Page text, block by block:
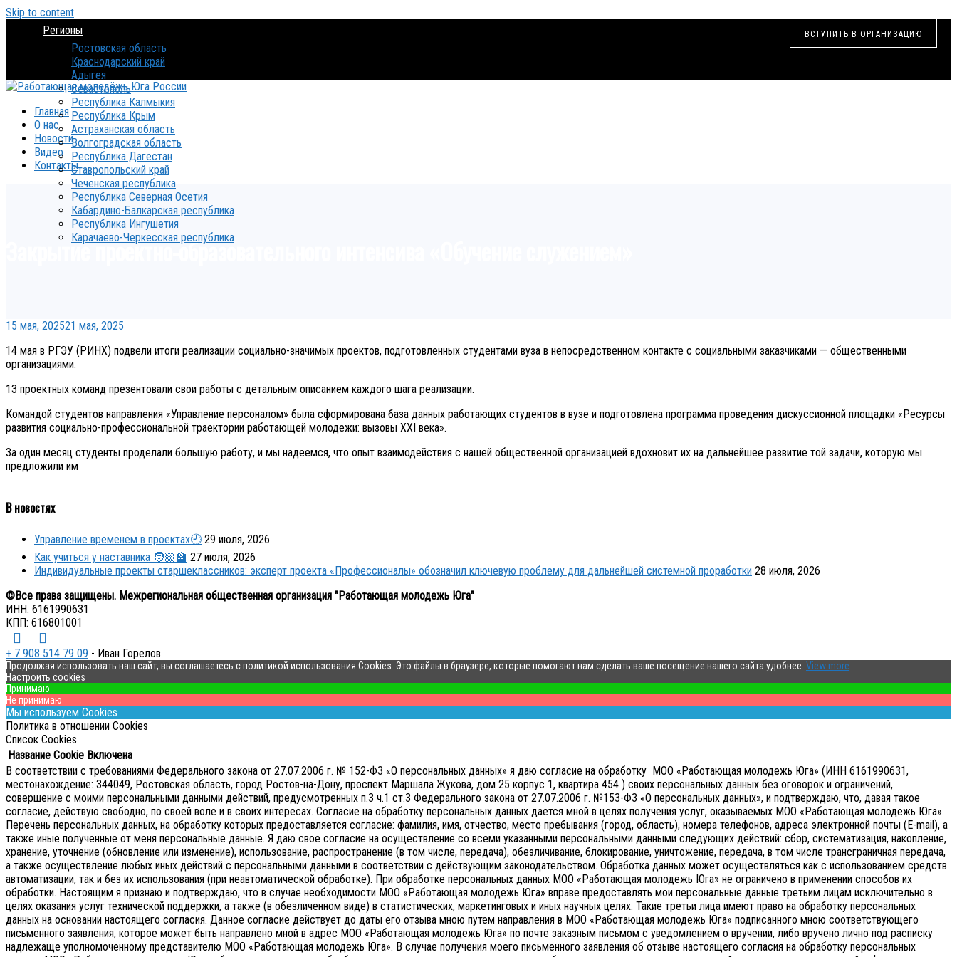
Skip to content
ВСТУПИТЬ В ОРГАНИЗАЦИЮ
Регионы
Ростовская область
Краснодарский край
Адыгея
Севастополь
Республика Калмыкия
Республика Крым
Астраханская область
Волгоградская область
Республика Дагестан
Ставропольский край
Чеченская республика
Республика Северная Осетия
Кабардино-Балкарская республика
Республика Ингушетия
Карачаево-Черкесская республика
Главная
О нас
Новости
Видео
Контакты
Закрытие проектно-образовательного интенсива «Обучение служением»
15 мая, 202521 мая, 2025
14 мая в РГЭУ (РИНХ) подвели итоги реализации социально-значимых проектов, подготовленных студентами вуза в непосредственном контакте с социальными заказчиками — общественными
организациями.
13 проектных команд презентовали свои работы с детальным описанием каждого шага реализации.
Командой студентов направления «Управление персоналом» была сформирована база данных работающих студентов в вузе и подготовлена программа проведения дискуссионной площадки «Ресурсы
развития социально-профессиональной траектории работающей молодежи: вызовы XXI века».
За один месяц студенты проделали большую работу, и мы надеемся, что опыт взаимодействия с нашей общественной организацией вдохновит их на дальнейшее развитие той задачи, которую мы
предложили им
В новостях
Управление временем в проектах🕘 29 июля, 2026
Как учиться у наставника 🧑🏼‍🏫 27 июля, 2026
Индивидуальные проекты старшеклассников: эксперт проекта «Профессионалы» обозначил ключевую проблему для дальнейшей системной проработки 28 июля, 2026
©Все права защищены. Межрегиональная общественная организация "Работающая молодежь Юга"
ИНН: 6161990631
КПП: 616801001
+ 7 908 514 79 09 - Иван Горелов
Продолжая использовать наш сайт, вы соглашаетесь с политикой использования Cookies. Это файлы в браузере, которые помогают нам сделать ваше посещение нашего сайта удобнее. View more
Настроить cookies
Принимаю
Не принимаю
Мы используем Cookies
Политика в отношении Cookies
Список Cookies
Название Cookie Включена
В соответствии с требованиями Федерального закона от 27.07.2006 г. № 152-ФЗ «О персональных данных» я даю согласие на обработку МОО «Работающая молодежь Юга» (ИНН 6161990631,
местонахождение: 344049, Ростовская область, город Ростов-на-Дону, проспект Маршала Жукова, дом 25 корпус 1, квартира 454 ) своих персональных данных без оговорок и ограничений,
совершение с моими персональными данными действий, предусмотренных п.3 ч.1 ст.3 Федерального закона от 27.07.2006 г. №153-ФЗ «О персональных данных», и подтверждаю, что, давая такое
согласие, действую свободно, по своей воле и в своих интересах. Согласие на обработку персональных данных дается мной в целях получения услуг, оказываемых МОО «Работающая молодежь Юга».
Перечень персональных данных, на обработку которых предоставляется согласие: фамилия, имя, отчество, место пребывания (город, область), номера телефонов, адреса электронной почты (E-mail), а
также иные полученные от меня персональные данные. Я даю свое согласие на осуществление со всеми указанными персональными данными следующих действий: сбор, систематизация, накопление,
хранение, уточнение (обновление или изменение), использование, распространение (в том числе, передача), обезличивание, блокирование, уничтожение, передача, в том числе трансграничная передача,
а также осуществление любых иных действий с персональными данными в соответствии с действующим законодательством. Обработка данных может осуществляться как с использованием средств
автоматизации, так и без их использования (при неавтоматической обработке). При обработке персональных данных МОО «Работающая молодежь Юга» не ограничено в применении способов их
обработки. Настоящим я признаю и подтверждаю, что в случае необходимости МОО «Работающая молодежь Юга» вправе предоставлять мои персональные данные третьим лицам исключительно в
целях оказания услуг технической поддержки, а также (в обезличенном виде) в статистических, маркетинговых и иных научных целях. Такие третьи лица имеют право на обработку персональных
данных на основании настоящего согласия. Данное согласие действует до даты его отзыва мною путем направления в МОО «Работающая молодежь Юга» подписанного мною соответствующего
письменного заявления, которое может быть направлено мной в адрес МОО «Работающая молодежь Юга» по почте заказным письмом с уведомлением о вручении, либо вручено лично под расписку
надлежаще уполномоченному представителю МОО «Работающая молодежь Юга». В случае получения моего письменного заявления об отзыве настоящего согласия на обработку персональных